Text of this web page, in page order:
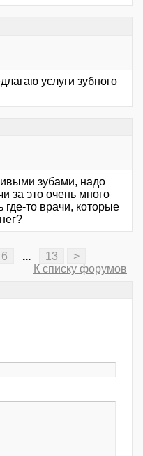
услуги зубного
зубами, надо
за это очень много
где-то врачи, которые
6 ... 13
>
К списку форумов